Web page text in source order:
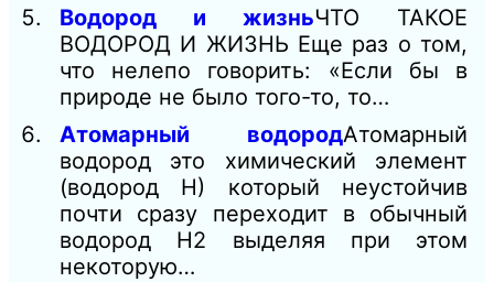
Водород и жизньЧТО ТАКОЕ
ВОДОРОД И ЖИЗНЬ Еще раз о том,
что нелепо говорить: «Если бы в
природе не было того-то, то…
Атомарный водородАтомарный
водород это химический элемент
(водород Н) который неустойчив
почти сразу переходит в обычный
водород Н2 выделяя при этом
некоторую…